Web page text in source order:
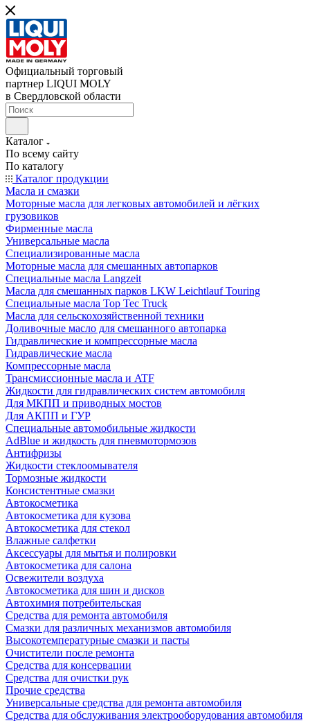
Официальный торговый
партнер LIQUI MOLY
в Свердловской области
Каталог
По всему сайту
По каталогу
Каталог продукции
Масла и смазки
Моторные масла для легковых автомобилей и лёгких
грузовиков
Фирменные масла
Универсальные масла
Специализированные масла
Моторные масла для смешанных автопарков
Специальные масла Langzeit
Масла для смешанных парков LKW Leichtlauf Touring
Специальные масла Top Tec Truck
Масла для сельскохозяйственной техники
Доливочные масло для смешанного автопарка
Гидравлические и компрессорные масла
Гидравлические масла
Компрессорные масла
Трансмиссионные масла и ATF
Жидкости для гидравлических систем автомобиля
Для МКПП и приводных мостов
Для АКПП и ГУР
Специальные автомобильные жидкости
AdBlue и жидкость для пневмотормозов
Антифризы
Жидкости стеклоомывателя
Тормозные жидкости
Консистентные смазки
Автокосметика
Автокосметика для кузова
Автокосметика для стекол
Влажные салфетки
Аксессуары для мытья и полировки
Автокосметика для салона
Освежители воздуха
Автокосметика для шин и дисков
Автохимия потребительская
Средства для ремонта автомобиля
Смазки для различных механизмов автомобиля
Высокотемпературные смазки и пасты
Очистители после ремонта
Средства для консервации
Средства для очистки рук
Прочие средства
Универсальные средства для ремонта автомобиля
Средства для обслуживания электрооборудования автомобиля